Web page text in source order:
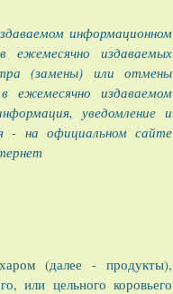
информационном
издаваемых
(замены) или отмены
ежемесячно издаваемом
уведомление и
- на официальном сайте
(далее - продукты),
или цельного коровьего